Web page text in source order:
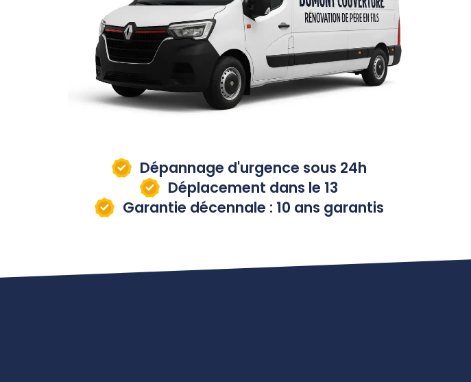
Dépannage d'urgence sous 24h
Déplacement dans le 13
Garantie décennale : 10 ans garantis